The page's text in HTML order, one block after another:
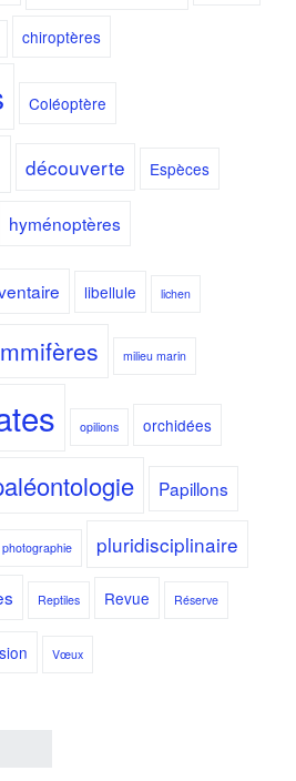
chiroptères
Coléoptère
découverte Espèces
hyménoptères
libellule lichen
milieu marin
opilions orchidées
Papillons
photographie pluridisciplinaire
Reptiles Revue Réserve
Vœux